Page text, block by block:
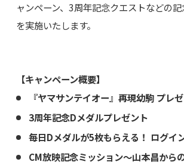
ャンペーン、3周年記念クエストなどの
を実施いたします。
【キャンペーン概要】
『ヤマサンテイオー』再現幼駒 プレ
3周年記念Dメダルプレゼント
毎日Dメダルが5枚もらえる！ ログイ
CM放映記念ミッション～山本昌から